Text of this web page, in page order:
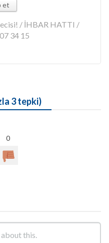
et
/ İHBAR HATTI /
34 15
3 tepki)
0